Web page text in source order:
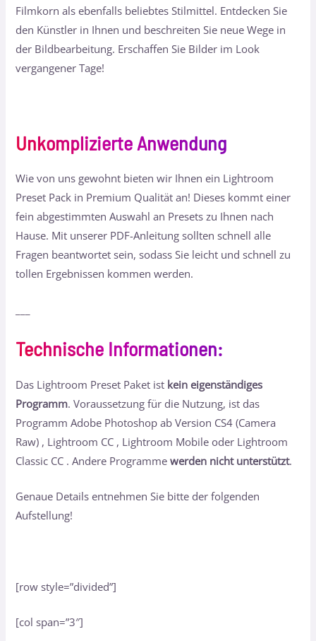
Filmkorn als ebenfalls beliebtes Stilmittel. Entdecken Sie
den Künstler in Ihnen und beschreiten Sie neue Wege in
der Bildbearbeitung. Erschaffen Sie Bilder im Look
vergangener Tage!
Unkomplizierte Anwendung
Wie von uns gewohnt bieten wir Ihnen ein Lightroom
Preset Pack in Premium Qualität an! Dieses kommt einer
fein abgestimmten Auswahl an Presets zu Ihnen nach
Hause. Mit unserer PDF-Anleitung sollten schnell alle
Fragen beantwortet sein, sodass Sie leicht und schnell zu
tollen Ergebnissen kommen werden.
Technische Informationen:
Das Lightroom Preset Paket ist kein eigenständiges
Programm. Voraussetzung für die Nutzung, ist das
Programm Adobe Photoshop ab Version CS4 (Camera
Raw) , Lightroom CC , Lightroom Mobile oder Lightroom
Classic CC . Andere Programmewerden nicht unterstützt.
Genaue Details entnehmen Sie bitte der folgenden
Aufstellung!
[row style=”divided”]
[col span=”3″]